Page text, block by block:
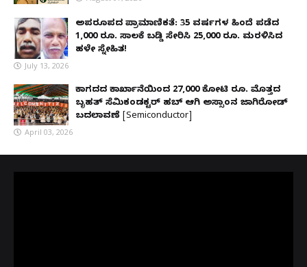
ಅಪರೂಪದ ಪ್ರಾಮಾಣಿಕತೆ: 35 ವರ್ಷಗಳ ಹಿಂದೆ ಪಡೆದ
1,000 ರೂ. ಸಾಲಕ್ಕೆ ಬಡ್ಡಿ ಸೇರಿಸಿ 25,000 ರೂ. ಮರಳಿಸಿದ
ಹಳೇ ಸ್ನೇಹಿತ!
July 13, 2026
ಕಾಗದದ ಕಾರ್ಖಾನೆಯಿಂದ 27,000 ಕೋಟಿ ರೂ. ಮೊತ್ತದ
ಬೃಹತ್ ಸೆಮಿಕಂಡಕ್ಟರ್ ಹಬ್ ಆಗಿ ಅಸ್ಸಾಂನ ಜಾಗಿರೋಡ್
ಬದಲಾವಣೆ [Semiconductor]
April 03, 2026